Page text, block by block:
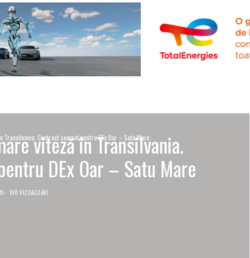
Transilvania. Contract semnat pentru DEx Oar – Satu Mare
viteză în Transilvania.
DEx Oar – Satu Mare
190 VIZUALIZĂRI